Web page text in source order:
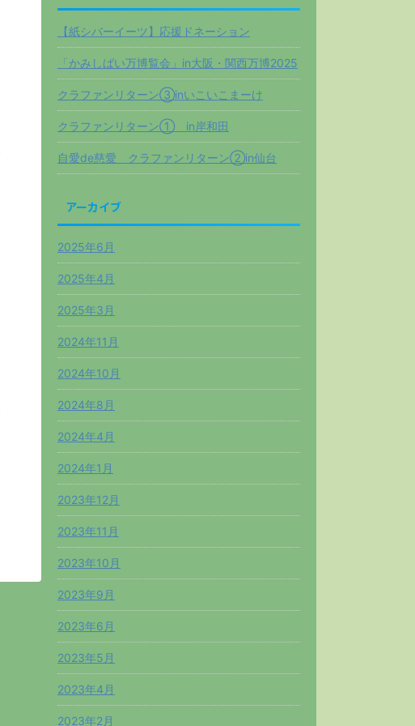
【紙シバーイーツ】応援ドネーション
「かみしばい万博覧会」in大阪・関西万博2025
クラファンリターン③inいこいこまーけ
クラファンリターン① in岸和田
自愛de慈愛 クラファンリターン②in仙台
アーカイブ
2025年6月
2025年4月
2025年3月
2024年11月
2024年10月
2024年8月
2024年4月
2024年1月
2023年12月
2023年11月
2023年10月
2023年9月
2023年6月
2023年5月
2023年4月
2023年2月